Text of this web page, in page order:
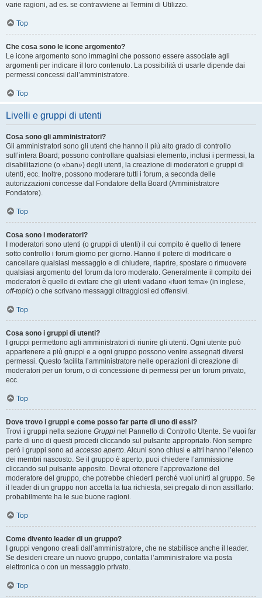
varie ragioni, ad es. se contravviene ai Termini di Utilizzo.
Top
Che cosa sono le icone argomento?
Le icone argomento sono immagini che possono essere associate agli
argomenti per indicare il loro contenuto. La possibilità di usarle dipende dai
permessi concessi dall’amministratore.
Top
Livelli e gruppi di utenti
Cosa sono gli amministratori?
Gli amministratori sono gli utenti che hanno il più alto grado di controllo
sull’intera Board; possono controllare qualsiasi elemento, inclusi i permessi, la
disabilitazione (o «ban») degli utenti, la creazione di moderatori e gruppi di
utenti, ecc. Inoltre, possono moderare tutti i forum, a seconda delle
autorizzazioni concesse dal Fondatore della Board (Amministratore
Fondatore).
Top
Cosa sono i moderatori?
I moderatori sono utenti (o gruppi di utenti) il cui compito è quello di tenere
sotto controllo i forum giorno per giorno. Hanno il potere di modificare o
cancellare qualsiasi messaggio e di chiudere, riaprire, spostare o rimuovere
qualsiasi argomento del forum da loro moderato. Generalmente il compito dei
moderatori è quello di evitare che gli utenti vadano «fuori tema» (in inglese,
off-topic) o che scrivano messaggi oltraggiosi ed offensivi.
Top
Cosa sono i gruppi di utenti?
I gruppi permettono agli amministratori di riunire gli utenti. Ogni utente può
appartenere a più gruppi e a ogni gruppo possono venire assegnati diversi
permessi. Questo facilita l’amministratore nelle operazioni di creazione di
moderatori per un forum, o di concessione di permessi per un forum privato,
ecc.
Top
Dove trovo i gruppi e come posso far parte di uno di essi?
Trovi i gruppi nella sezione Gruppi nel Pannello di Controllo Utente. Se vuoi far
parte di uno di questi procedi cliccando sul pulsante appropriato. Non sempre
però i gruppi sono ad accesso aperto. Alcuni sono chiusi e altri hanno l’elenco
dei membri nascosto. Se il gruppo è aperto, puoi chiedere l’ammissione
cliccando sul pulsante apposito. Dovrai ottenere l’approvazione del
moderatore del gruppo, che potrebbe chiederti perché vuoi unirti al gruppo. Se
il leader di un gruppo non accetta la tua richiesta, sei pregato di non assillarlo:
probabilmente ha le sue buone ragioni.
Top
Come divento leader di un gruppo?
I gruppi vengono creati dall’amministratore, che ne stabilisce anche il leader.
Se desideri creare un nuovo gruppo, contatta l’amministratore via posta
elettronica o con un messaggio privato.
Top